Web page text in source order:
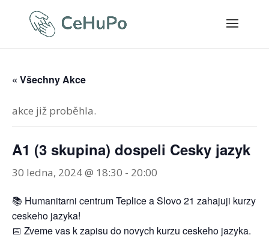
« Všechny Akce
akce již proběhla.
A1 (3 skupina) dospeli Cesky jazyk
30 ledna, 2024 @ 18:30 - 20:00
📚 Humanitarni centrum Teplice a Slovo 21 zahajuji kurzy
ceskeho jazyka!
📅 Zveme vas k zapisu do novych kurzu ceskeho jazyka.